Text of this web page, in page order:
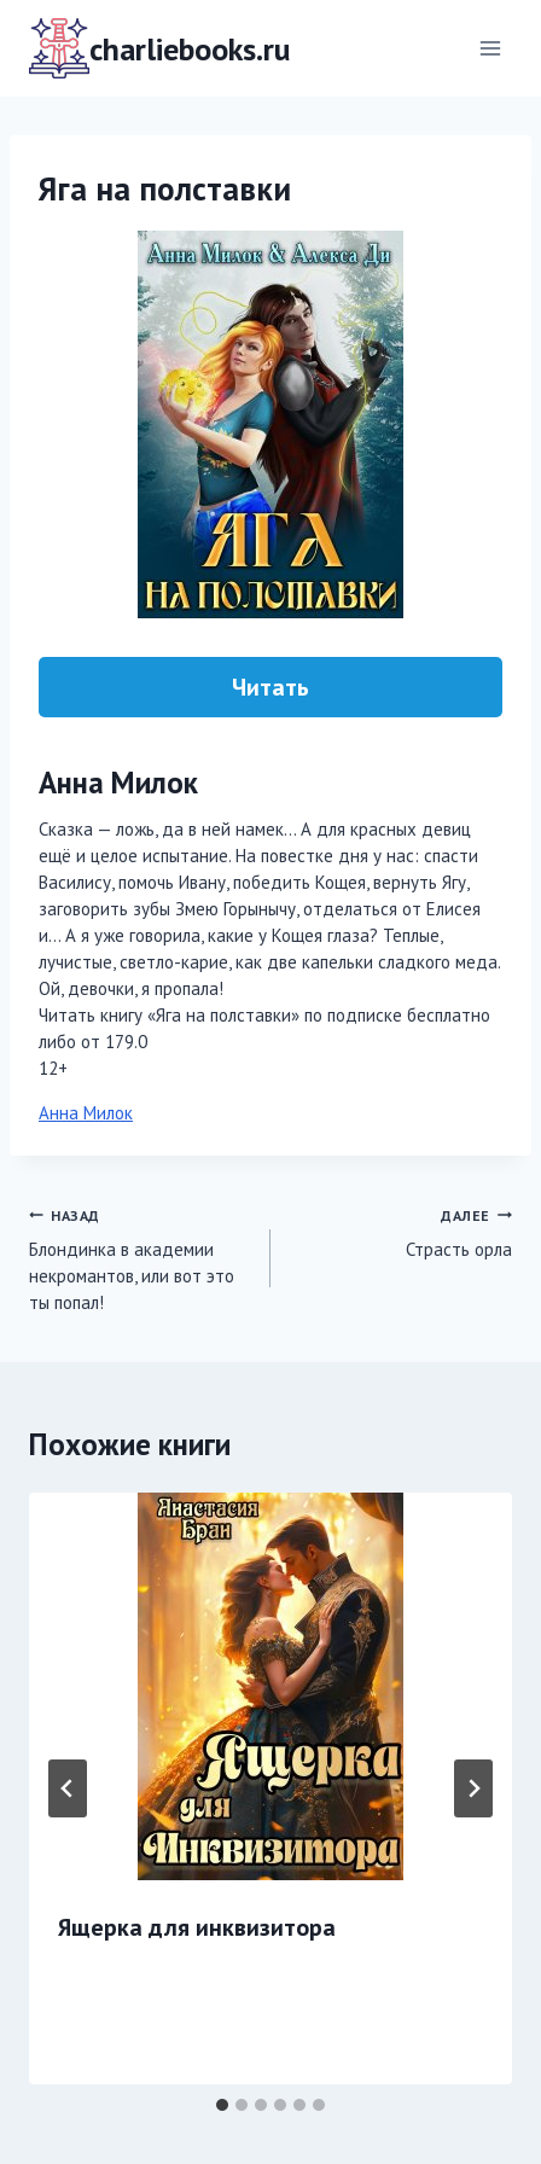
Перейти
содержимомуcharliebooks.ru
Яга на полставки
Читать
Анна Милок
Сказка — ложь, да в ней намек… А для красных девиц
ещё и целое испытание. На повестке дня у нас: спасти
Василису, помочь Ивану, победить Кощея, вернуть Ягу,
заговорить зубы Змею Горынычу, отделаться от Елисея
и… А я уже говорила, какие у Кощея глаза? Теплые,
лучистые, светло-карие, как две капельки сладкого меда.
Ой, девочки, я пропала!
Читать книгу «Яга на полставки» по подписке бесплатно
либо от 179.0
12+
Метки
Анна Милок
Навигация
по
записям
НАЗАД
Блондинка в академии
некромантов, или вот это
ты попал!
ДАЛЕЕ
Страсть орла
Похожие книги
Ящерка для инквизитора